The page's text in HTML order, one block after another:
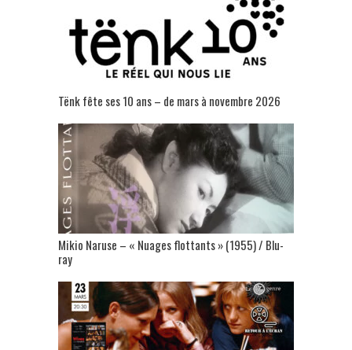
Tënk fête ses 10 ans – de mars à novembre 2026
Mikio Naruse – « Nuages flottants » (1955) / Blu-
ray